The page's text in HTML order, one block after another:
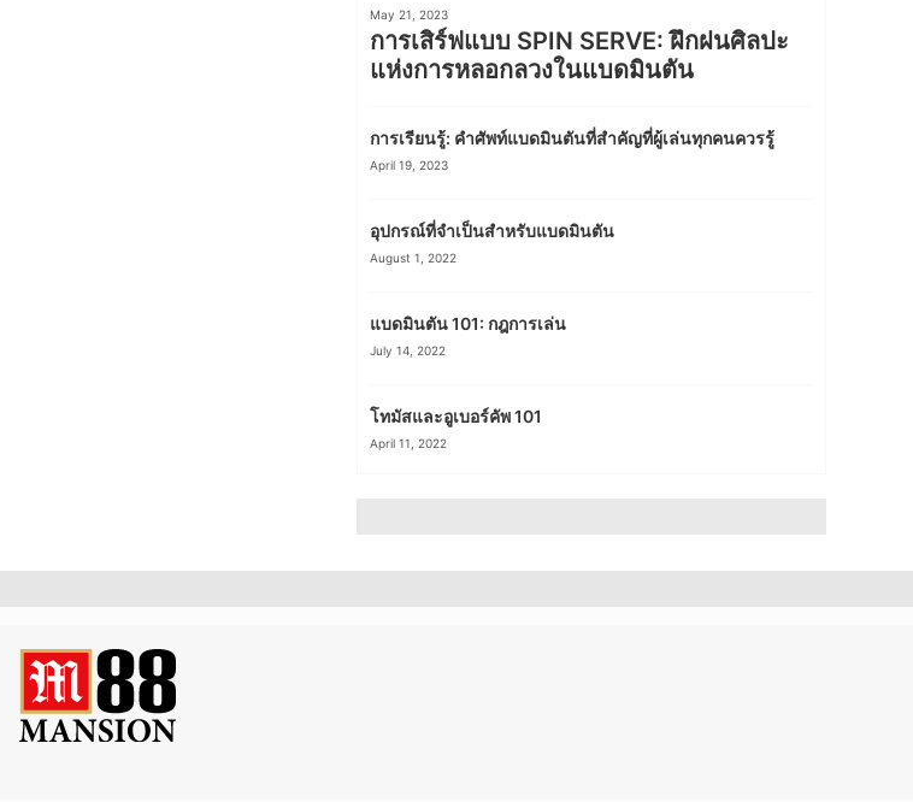
May 21, 2023
การเสิร์ฟแบบ SPIN SERVE: ฝึกฝนศิลปะ
แห่งการหลอกลวงในแบดมินตัน
การเรียนรู้: คำศัพท์แบดมินตันที่สำคัญที่ผู้เล่นทุกคนควรรู้
April 19, 2023
อุปกรณ์ที่จำเป็นสำหรับแบดมินตัน
August 1, 2022
แบดมินตัน 101: กฎการเล่น
July 14, 2022
โทมัสและอูเบอร์คัพ 101
April 11, 2022